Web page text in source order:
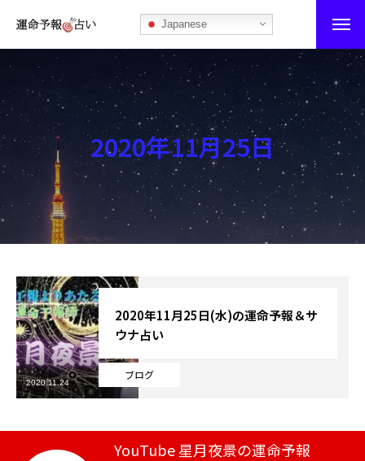
Japanese
運命予報占い
運命予報占いとは
あなたの所属部屋を探そう！
最恐の相性占い
秘伝公開！吉凶カレンダー
記事カテゴリー
ブログ
お知らせ
芸能界
テニス
2020年11月25日
ブログ
2020年11月25日(水)の運命予報＆サ
ウナ占い
2020.11.24
YouTube 星月夜景の運命予報